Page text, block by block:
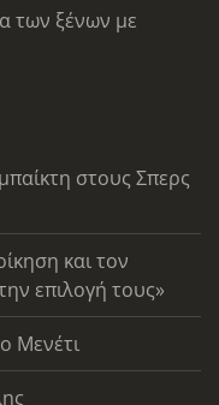
των ξένων με
στους Σπερς
και τον
επιλογή τους»
Μενέτι